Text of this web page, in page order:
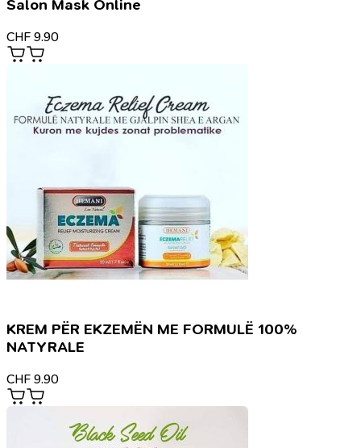
Salon Mask Online
CHF 9.90
KREM PËR EKZEMËN ME FORMULË 100%
NATYRALE
CHF 9.90